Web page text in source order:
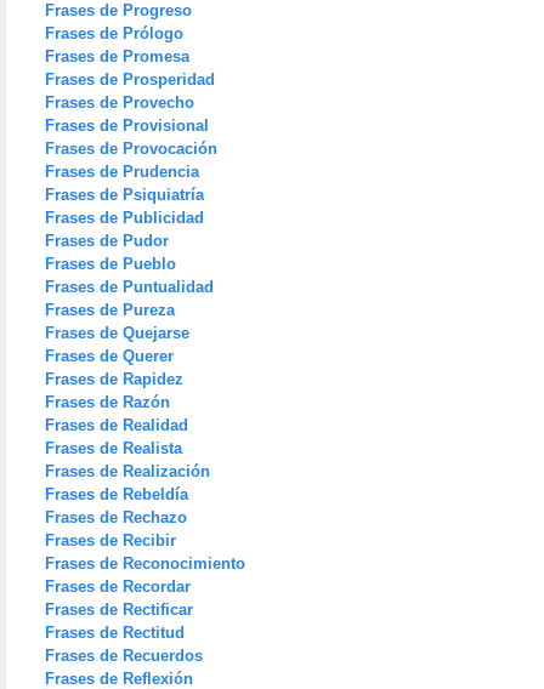
Frases de Progreso
Frases de Prólogo
Frases de Promesa
Frases de Prosperidad
Frases de Provecho
Frases de Provisional
Frases de Provocación
Frases de Prudencia
Frases de Psiquiatría
Frases de Publicidad
Frases de Pudor
Frases de Pueblo
Frases de Puntualidad
Frases de Pureza
Frases de Quejarse
Frases de Querer
Frases de Rapidez
Frases de Razón
Frases de Realidad
Frases de Realista
Frases de Realización
Frases de Rebeldía
Frases de Rechazo
Frases de Recibir
Frases de Reconocimiento
Frases de Recordar
Frases de Rectificar
Frases de Rectitud
Frases de Recuerdos
Frases de Reflexión